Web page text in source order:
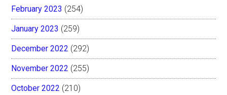
February 2023 (254)
January 2023 (259)
December 2022 (292)
November 2022 (255)
October 2022 (210)